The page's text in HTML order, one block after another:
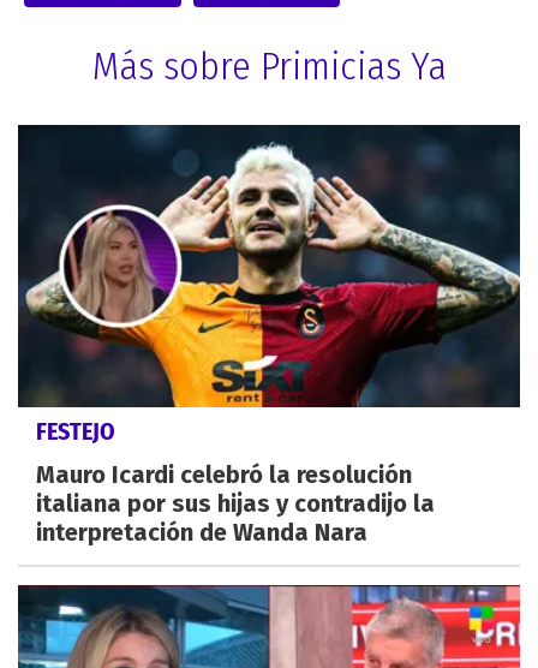
Más sobre Primicias Ya
FESTEJO
Mauro Icardi celebró la resolución
italiana por sus hijas y contradijo la
interpretación de Wanda Nara